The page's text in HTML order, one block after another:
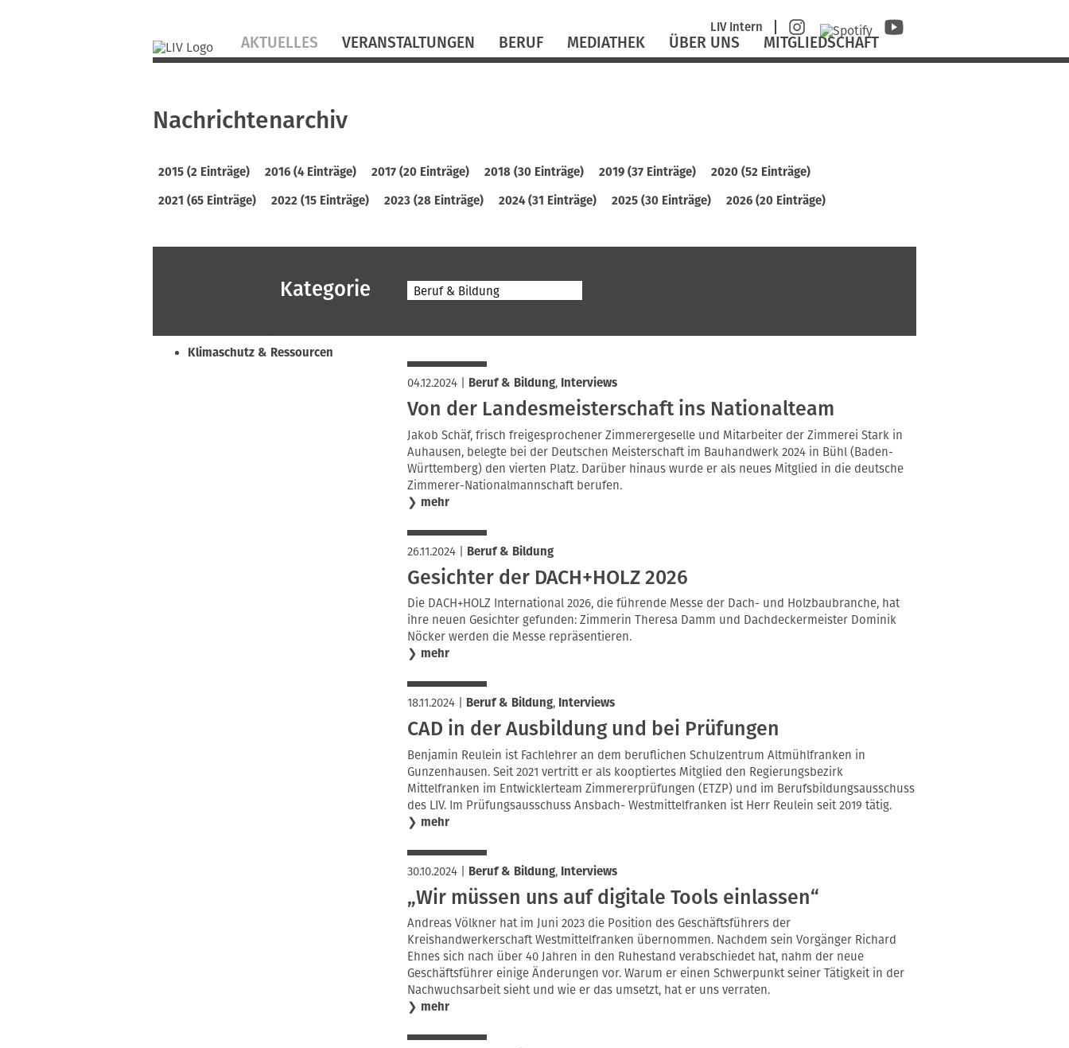
Navigation
überspringen
LIV Intern
überspringen
AKTUELLES VERANSTALTUNGEN BERUF MEDIATHEK ÜBER UNS MITGLIEDSCHAFT
Nachrichtenarchiv
2015 (2 Einträge) 2016 (4 Einträge) 2017 (20 Einträge) 2018 (30 Einträge) 2019 (37 Einträge)
2020 (52 Einträge)
2021 (65 Einträge)
2022 (15 Einträge) 2023 (28 Einträge) 2024 (31 Einträge) 2025 (30 Einträge) 2026 (20 Einträge)
Kategorie Beruf & Bildung
Klimaschutz & Ressourcen
04.12.2024| Beruf & Bildung, Interviews
Von der Landesmeisterschaft ins Nationalteam
Jakob Schäf, frisch freigesprochener Zimmerergeselle und Mitarbeiter der Zimmerei Stark in
Auhausen, belegte bei der Deutschen Meisterschaft im Bauhandwerk 2024 in Bühl (Baden-
Württemberg) den vierten Platz. Darüber hinaus wurde er als neues Mitglied in die deutsche
Zimmerer-Nationalmannschaft berufen.
❯ mehr
26.11.2024| Beruf & Bildung
Gesichter der DACH+HOLZ 2026
Die DACH+HOLZ International 2026, die führende Messe der Dach- und Holzbaubranche, hat
ihre neuen Gesichter gefunden: Zimmerin Theresa Damm und Dachdeckermeister Dominik
Nöcker werden die Messe repräsentieren.
❯ mehr
18.11.2024| Beruf & Bildung, Interviews
CAD in der Ausbildung und bei Prüfungen
Benjamin Reulein ist Fachlehrer an dem beruflichen Schulzentrum Altmühlfranken in
Gunzenhausen. Seit 2021 vertritt er als kooptiertes Mitglied den Regierungsbezirk
Mittelfranken im Entwicklerteam Zimmererprüfungen (ETZP) und im Berufsbildungsausschuss
des LIV. Im Prüfungsausschuss Ansbach- Westmittelfranken ist Herr Reulein seit 2019 tätig.
❯ mehr
30.10.2024| Beruf & Bildung, Interviews
„Wir müssen uns auf digitale Tools einlassen“
Andreas Völkner hat im Juni 2023 die Position des Geschäftsführers der
Kreishandwerkerschaft Westmittelfranken übernommen. Nachdem sein Vorgänger Richard
Ehnes sich nach über 40 Jahren in den Ruhestand verabschiedet hat, nahm der neue
Geschäftsführer einige Änderungen vor. Warum er einen Schwerpunkt seiner Tätigkeit in der
Nachwuchsarbeit sieht und wie er das umsetzt, hat er uns verraten.
❯ mehr